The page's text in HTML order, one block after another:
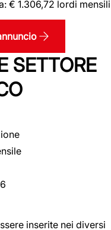
€ 1.306,72 lordi mensili
SETTORE
inserite nei diversi